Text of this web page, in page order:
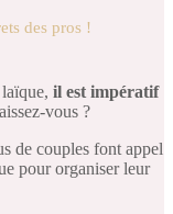
des pros !
il est impératif
vous ?
de couples font appel
pour organiser leur